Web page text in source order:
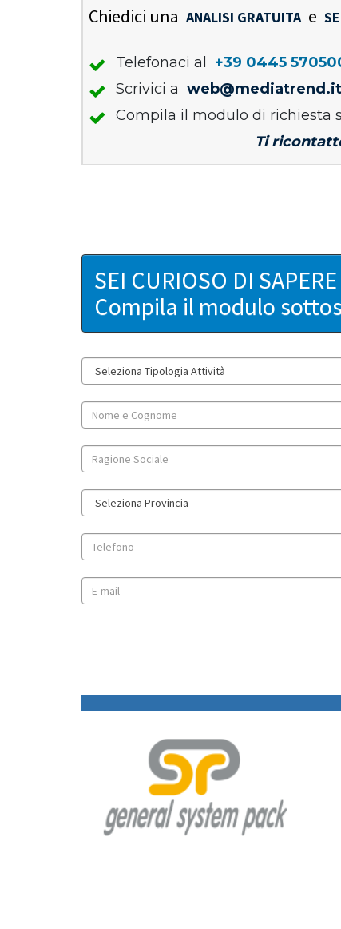
Chiedici una ANALISI GRATUITA e
Telefonaci al
+39 0445
Scrivici a web@mediatrend.it
Compila il modulo di richiesta
Ti
SEI CURIOSO DI
Compila il modulo